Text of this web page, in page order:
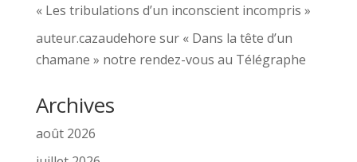
« Les tribulations d’un inconscient incompris »
auteur.cazaudehore sur « Dans la tête d’un
chamane » notre rendez-vous au Télégraphe
Archives
août 2026